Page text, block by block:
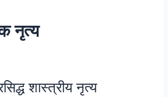
नृत्य
शास्त्रीय नृत्य